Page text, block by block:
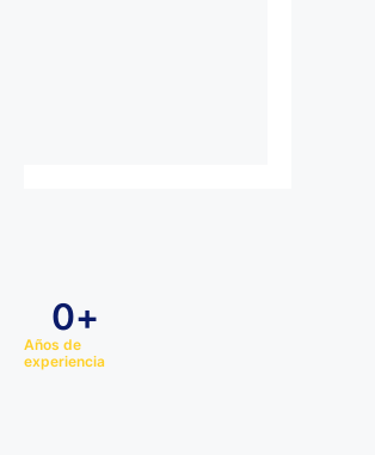
Años de
experiencia
0+